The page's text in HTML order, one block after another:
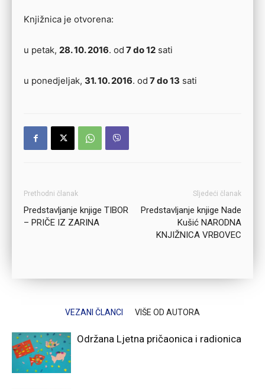
Knjižnica je otvorena:
u petak, 28. 10. 2016. od 7 do 12 sati
u ponedjeljak, 31. 10. 2016. od 7 do 13 sati
Prethodni članak
Predstavljanje knjige TIBOR
– PRIČE IZ ZARINA
Sljedeći članak
Predstavljanje knjige Nade
Kušić NARODNA
KNJIŽNICA VRBOVEC
VEZANI ČLANCI VIŠE OD AUTORA
Održana Ljetna pričaonica i radionica